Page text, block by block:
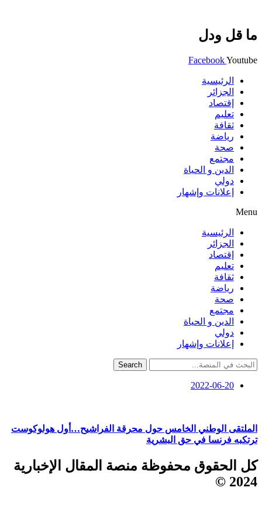
ما قل ودل
FacebookYoutube
الرئيسية
الجزائر
إقتصاد
تعليم
ثقافة
رياضة
صحة
مجتمع
الدين و الحياة
دولي
إعلانات وإشهار
Menu
الرئيسية
الجزائر
إقتصاد
تعليم
ثقافة
رياضة
صحة
مجتمع
الدين و الحياة
دولي
إعلانات وإشهار
Search
2022-06-20
الملتقى الوطني الخامس حول محرقة الفراشيح…أول هولوكوست
ترتكبه فرنسا في حق البشرية
كل الحقوق محفوظة منصة المقال الإخبارية
2024 ©